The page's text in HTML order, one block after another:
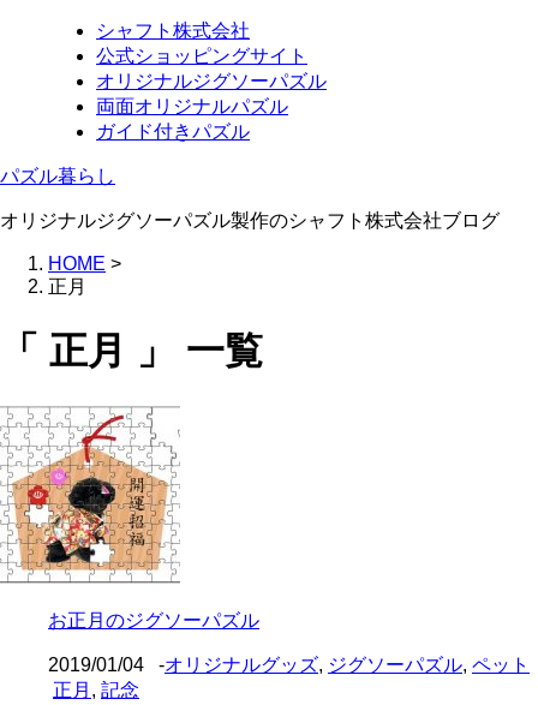
シャフト株式会社
公式ショッピングサイト
オリジナルジグソーパズル
両面オリジナルパズル
ガイド付きパズル
パズル暮らし
オリジナルジグソーパズル製作のシャフト株式会社ブログ
HOME >
正月
「 正月 」 一覧
お正月のジグソーパズル
2019/01/04 -オリジナルグッズ, ジグソーパズル, ペット
正月 , 記念